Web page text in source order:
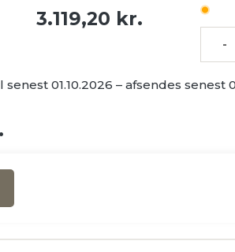
3.119,20 kr.
-
senest 01.10.2026 – afsendes senest